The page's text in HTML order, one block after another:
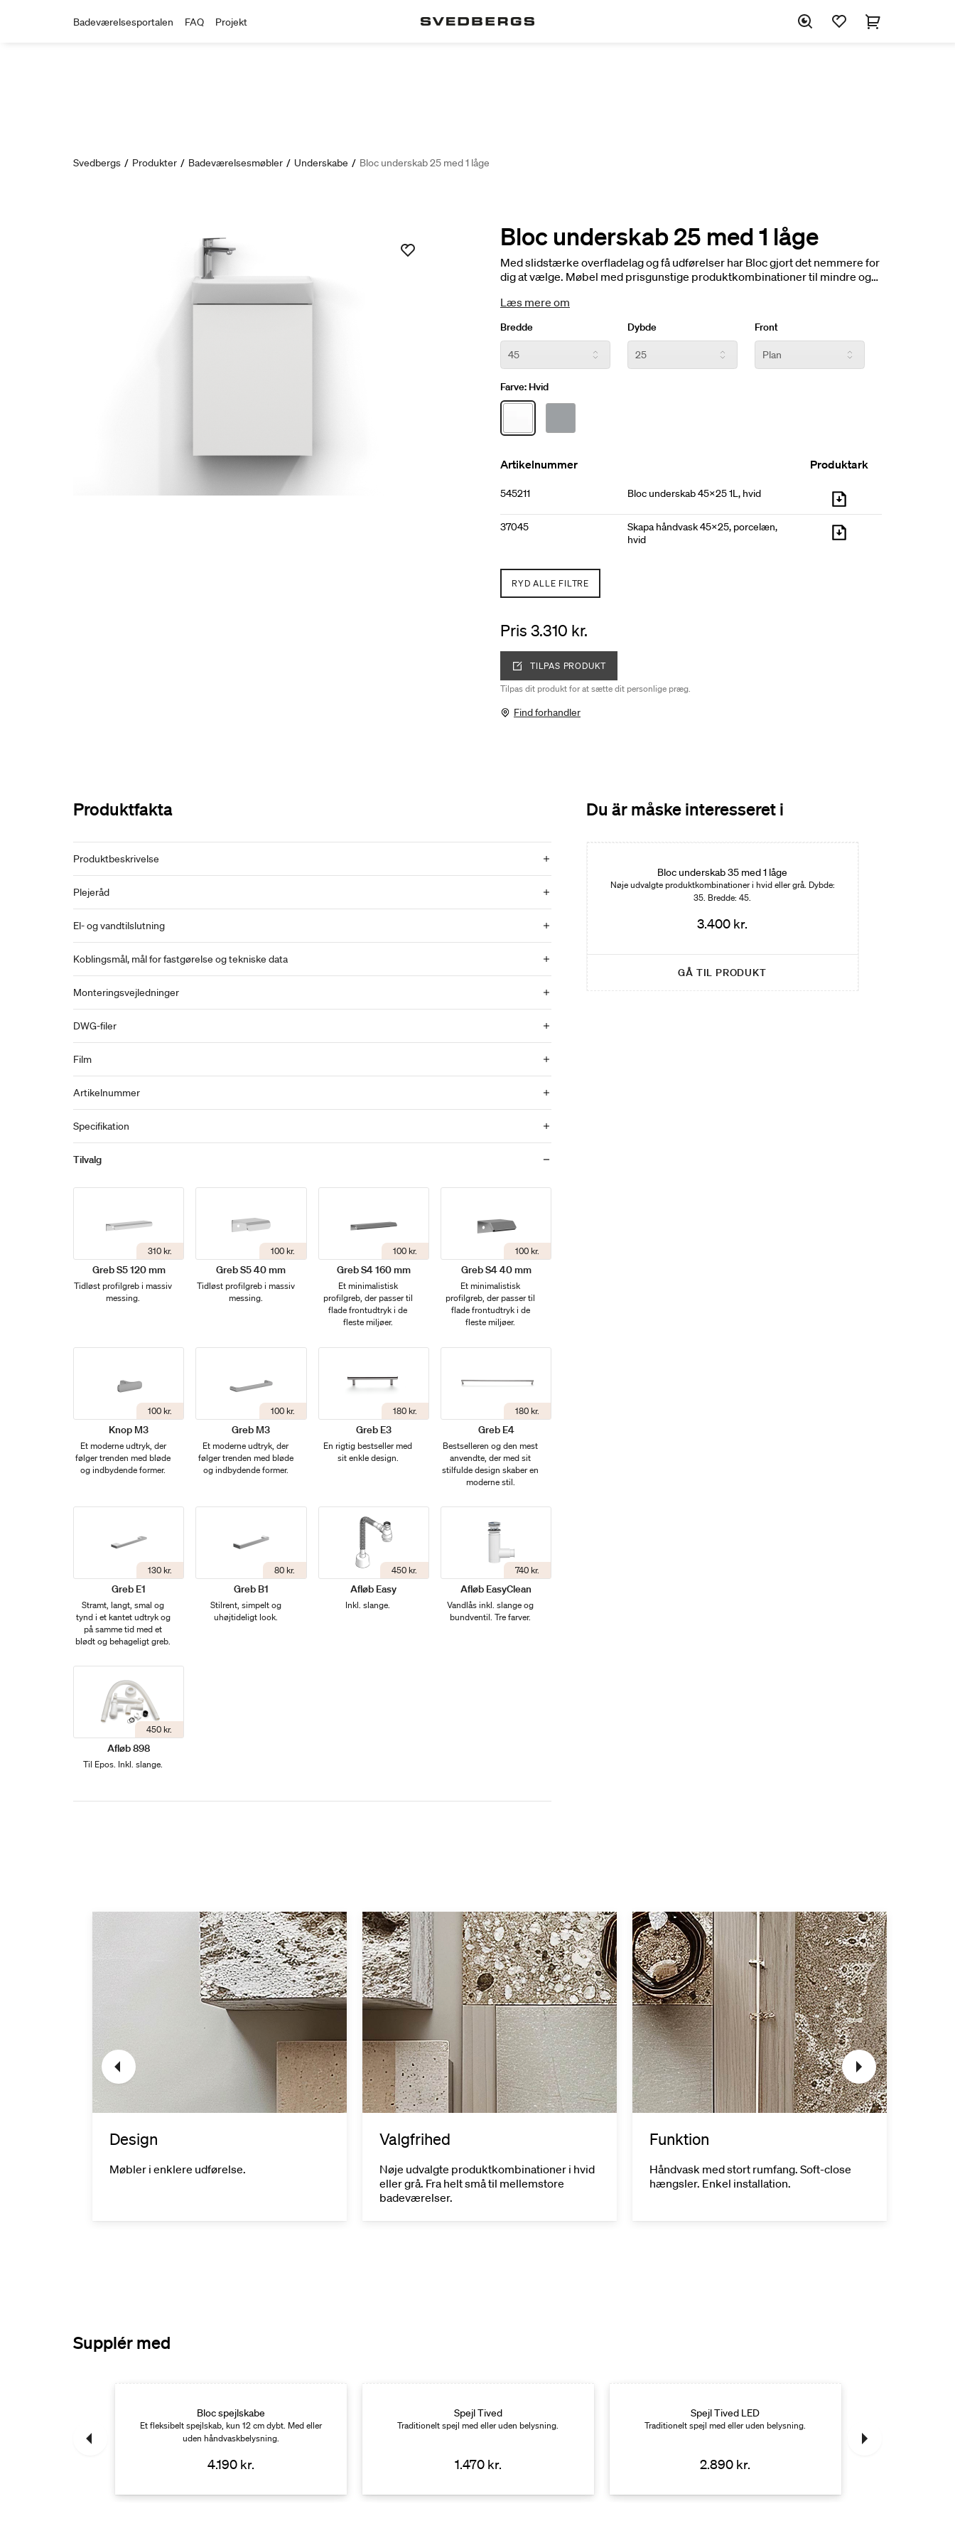
Badeværelsesportalen FAQ Projekt
Svedbergs / Produkter / Badeværelsesmøbler / Underskabe / Bloc underskab 25 med 1 låge
Bloc underskab 25 med 1 låge
Med slidstærke overfladelag og få udførelser har Bloc gjort det nemmere for
dig at vælge. Møbel med prisgunstige produktkombinationer til mindre og
mellem to farver. Prisen er inklusive håndvask. Tilpas dit produkt for at
Læs mere om
Bredde Dybde Front
Farve: Hvid
Artikelnummer Produktark
545211 Bloc underskab 45x25 1L, hvid
37045
Skapa håndvask 45x25, porcelæn,
hvid
RYD ALLE FILTRE
Pris 3.310 kr.
TILPAS PRODUKT
Tilpas dit produkt for at sætte dit personlige præg.
Find forhandler
Produktfakta
Produktbeskrivelse
Plejeråd
El- og vandtilslutning
Koblingsmål, mål for fastgørelse og tekniske data
Monteringsvejledninger
DWG-filer
Film
Artikelnummer
Specifikation
Tilvalg
310 kr.
Greb S5 120 mm
Tidløst profilgreb i massiv
messing.
100 kr.
Greb S5 40 mm
Tidløst profilgreb i massiv
messing.
100 kr.
Greb S4 160 mm
Et minimalistisk
profilgreb, der passer til
flade frontudtryk i de
fleste miljøer.
100 kr.
Greb S4 40 mm
Et minimalistisk
profilgreb, der passer til
flade frontudtryk i de
fleste miljøer.
100 kr.
Knop M3
Et moderne udtryk, der
følger trenden med bløde
og indbydende former.
100 kr.
Greb M3
Et moderne udtryk, der
følger trenden med bløde
og indbydende former.
180 kr.
Greb E3
En rigtig bestseller med
sit enkle design.
180 kr.
Greb E4
Bestselleren og den mest
anvendte, der med sit
stilfulde design skaber en
moderne stil.
130 kr.
Greb E1
Stramt, langt, smal og
tynd i et kantet udtryk og
på samme tid med et
blødt og behageligt greb.
80 kr.
Greb B1
Stilrent, simpelt og
uhøjtideligt look.
450 kr.
Afløb Easy
Inkl. slange.
740 kr.
Afløb EasyClean
Vandlås inkl. slange og
bundventil. Tre farver.
450 kr.
Afløb 898
Til Epos. Inkl. slange.
Du är måske interesseret i
Bloc underskab 35 med 1 låge
Nøje udvalgte produktkombinationer i hvid eller grå. Dybde:
35. Bredde: 45.
3.400 kr.
GÅ TIL PRODUKT
Design
Møbler i enklere udførelse.
Valgfrihed
Nøje udvalgte produktkombinationer i hvid
eller grå. Fra helt små til mellemstore
badeværelser.
Funktion
Håndvask med stort rumfang. Soft-close
hængsler. Enkel installation.
Supplér med
Bloc spejlskabe
Et fleksibelt spejlskab, kun 12 cm dybt. Med eller
uden håndvaskbelysning.
4.190 kr.
Spejl Tived
Traditionelt spejl med eller uden belysning.
1.470 kr.
Spejl Tived LED
Traditionelt spejl med eller uden belysning.
2.890 kr.